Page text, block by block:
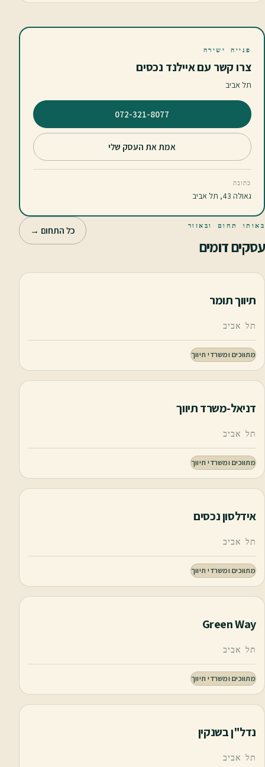
פנייה ישירה
צרו קשר עם איילנד נכסים
תל אביב
⁦072-321-8077⁩
אמת את העסק שלי
כתובת
גאולה 43, תל אביב
באותו תחום ובאזור
עסקים דומים
כל התחום →
תיווך תומר
תל אביב
מתווכים ומשרדי תיווך
דניאל-משרד תיווך
תל אביב
מתווכים ומשרדי תיווך
אידלסון נכסים
תל אביב
מתווכים ומשרדי תיווך
Green Way
תל אביב
מתווכים ומשרדי תיווך
נדל"ן בשנקין
תל אביב